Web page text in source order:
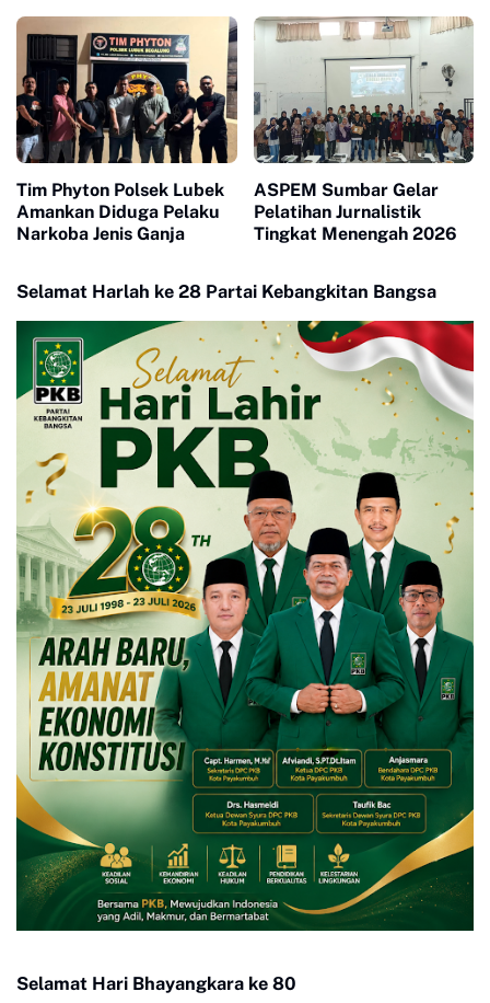
Tim Phyton Polsek Lubek
Amankan Diduga Pelaku
Narkoba Jenis Ganja
ASPEM Sumbar Gelar
Pelatihan Jurnalistik
Tingkat Menengah 2026
Selamat Harlah ke 28 Partai Kebangkitan Bangsa
Selamat Hari Bhayangkara ke 80